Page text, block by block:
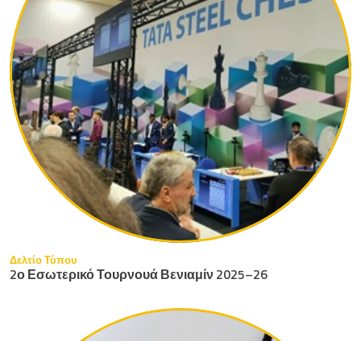
Δελτίο Τύπου
2ο Εσωτερικό Τουρνουά Βενιαμίν 2025–26